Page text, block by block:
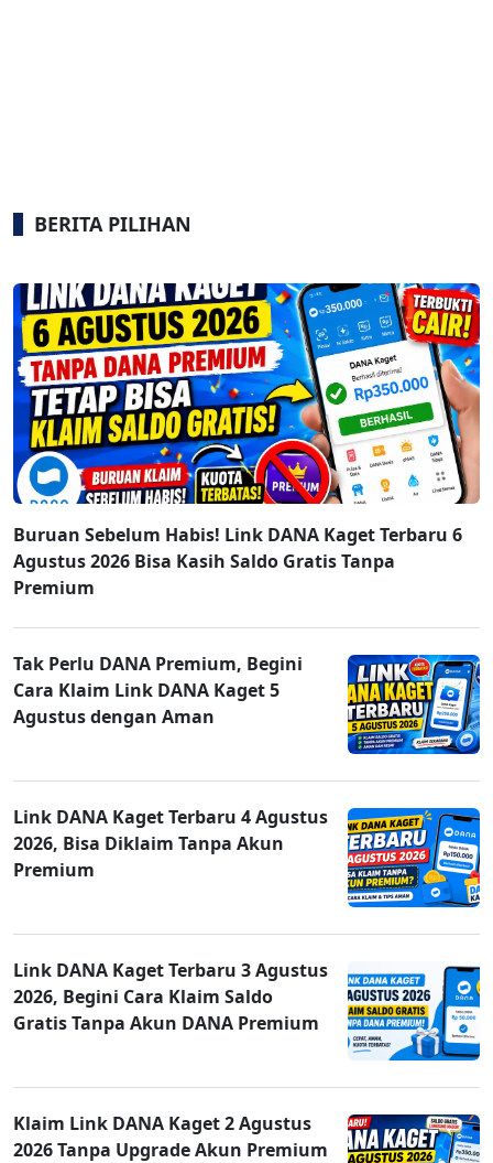
BERITA PILIHAN
Buruan Sebelum Habis! Link DANA Kaget Terbaru 6
Agustus 2026 Bisa Kasih Saldo Gratis Tanpa
Premium
Tak Perlu DANA Premium, Begini
Cara Klaim Link DANA Kaget 5
Agustus dengan Aman
Link DANA Kaget Terbaru 4 Agustus
2026, Bisa Diklaim Tanpa Akun
Premium
Link DANA Kaget Terbaru 3 Agustus
2026, Begini Cara Klaim Saldo
Gratis Tanpa Akun DANA Premium
Klaim Link DANA Kaget 2 Agustus
2026 Tanpa Upgrade Akun Premium